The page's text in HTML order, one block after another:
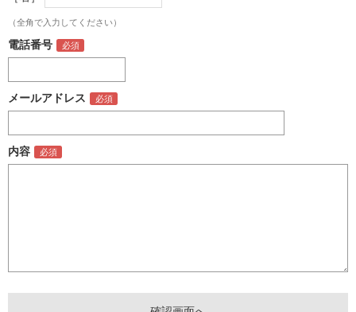
（全角で入力してください）
電話番号
メールアドレス
内容